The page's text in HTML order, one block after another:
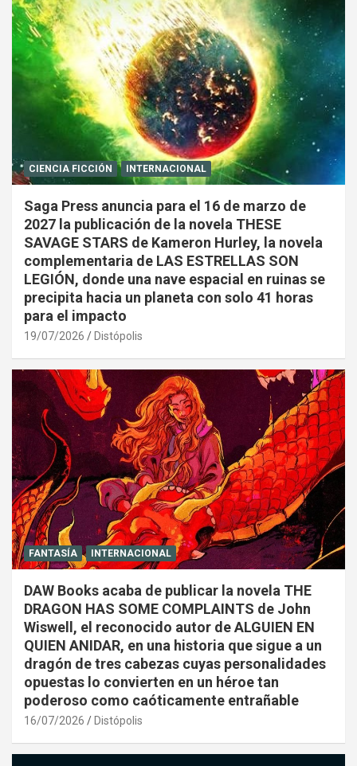
CIENCIA FICCIÓN INTERNACIONAL
Saga Press anuncia para el 16 de marzo de
2027 la publicación de la novela THESE
SAVAGE STARS de Kameron Hurley, la novela
complementaria de LAS ESTRELLAS SON
LEGIÓN, donde una nave espacial en ruinas se
precipita hacia un planeta con solo 41 horas
para el impacto
19/07/2026 Distópolis
FANTASÍA INTERNACIONAL
DAW Books acaba de publicar la novela THE
DRAGON HAS SOME COMPLAINTS de John
Wiswell, el reconocido autor de ALGUIEN EN
QUIEN ANIDAR, en una historia que sigue a un
dragón de tres cabezas cuyas personalidades
opuestas lo convierten en un héroe tan
poderoso como caóticamente entrañable
16/07/2026 Distópolis